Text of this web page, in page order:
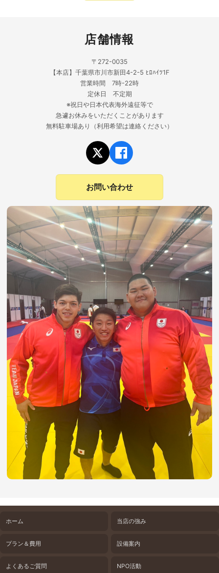
店舗情報
〒272-0035
【本店】千葉県市川市新田4-2-5 ﾋﾛﾊｲﾂ1F
営業時間 7時-22時
定休日 不定期
※祝日や日本代表海外遠征等で
急遽お休みをいただくことがあります
無料駐車場あり（利用希望は連絡ください）
お問い合わせ
ホーム 当店の強み
プラン＆費用 設備案内
よくあるご質問 NPO活動